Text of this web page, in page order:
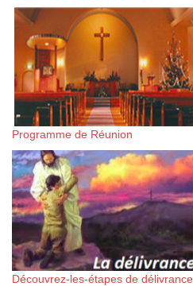
Programme de Réunion
Découvrez-les-étapes de délivrance